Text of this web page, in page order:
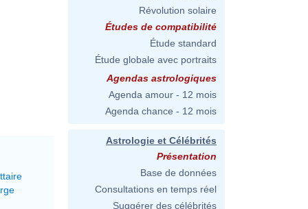
Révolution solaire
Études de compatibilité
Étude standard
Étude globale avec portraits
Agendas astrologiques
Agenda amour - 12 mois
Agenda chance - 12 mois
Astrologie et Célébrités
Présentation
Base de données
Consultations en temps réel
Suggérer des célébrités